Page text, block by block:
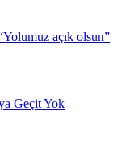
açık olsun”
Geçit Yok